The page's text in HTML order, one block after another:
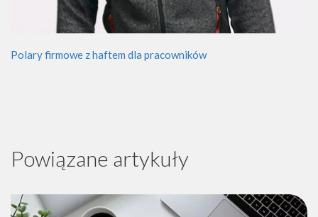
Polary firmowe z haftem dla pracowników
Powiązane artykuły